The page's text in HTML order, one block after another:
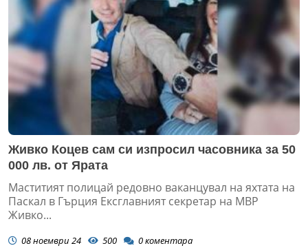
Живко Коцев сам си изпросил часовника за 50
000 лв. от Ярата
Маститият полицай редовно ваканцувал на яхтата на
Паскал в Гърция Ексглавният секретар на МВР
Живко...
08 ноември 24 500 0коментара